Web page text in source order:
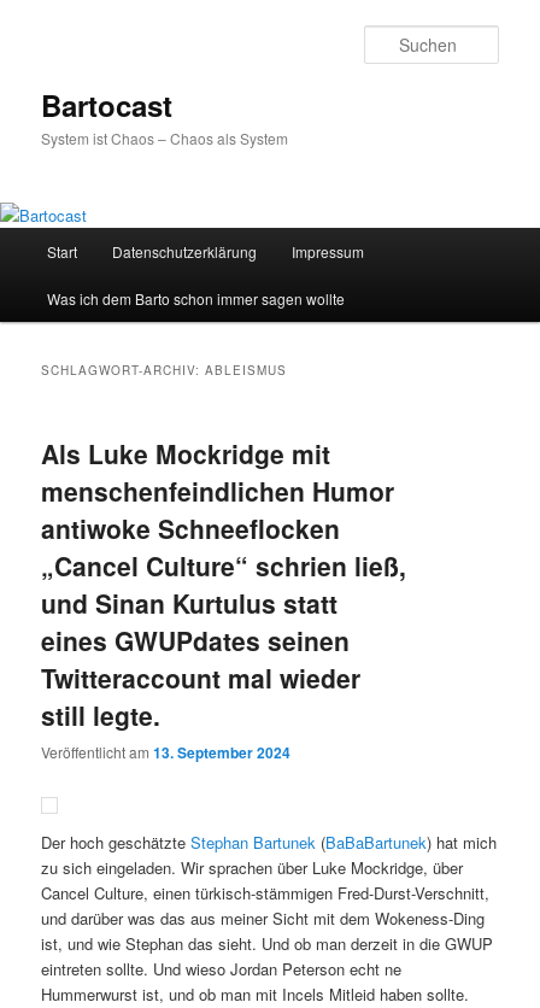
Bartocast
System ist Chaos – Chaos als System
Start Datenschutzerklärung Impressum
Was ich dem Barto schon immer sagen wollte
SCHLAGWORT-ARCHIV:ABLEISMUS
Als Luke Mockridge mit
menschenfeindlichen Humor
antiwoke Schneeflocken
„Cancel Culture“ schrien ließ,
und Sinan Kurtulus statt
eines GWUPdates seinen
Twitteraccount mal wieder
still legte.
Veröffentlicht am13. September 2024
Der hoch geschätzteStephan Bartunek (BaBaBartunek) hat mich
zu sich eingeladen. Wir sprachen über Luke Mockridge, über
Cancel Culture, einen türkisch-stämmigen Fred-Durst-Verschnitt,
und darüber was das aus meiner Sicht mit dem Wokeness-Ding
ist, und wie Stephan das sieht. Und ob man derzeit in die GWUP
eintreten sollte. Und wieso Jordan Peterson echt ne
Hummerwurst ist, und ob man mit Incels Mitleid haben sollte.